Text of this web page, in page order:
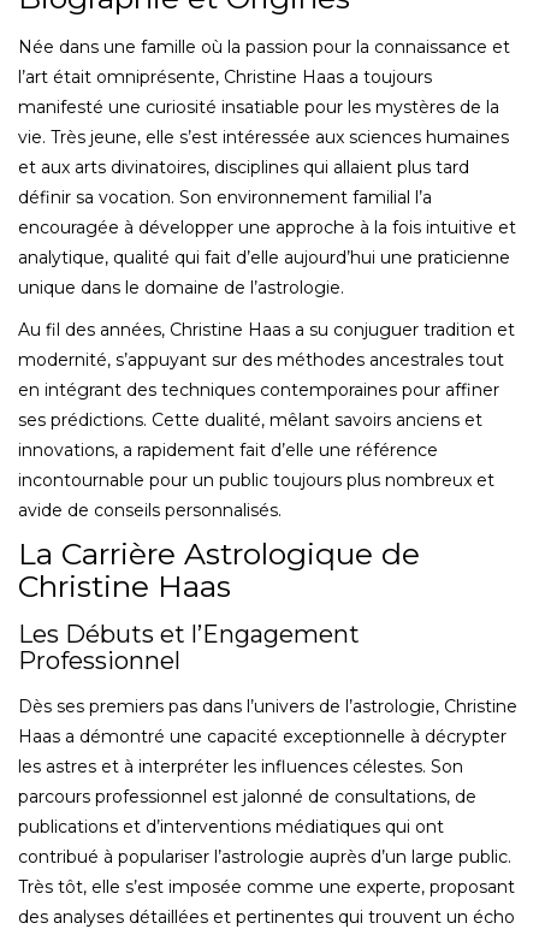
Née dans une famille où la passion pour la connaissance et
l’art était omniprésente, Christine Haas a toujours
manifesté une curiosité insatiable pour les mystères de la
vie. Très jeune, elle s’est intéressée aux sciences humaines
et aux arts divinatoires, disciplines qui allaient plus tard
définir sa vocation. Son environnement familial l’a
encouragée à développer une approche à la fois intuitive et
analytique, qualité qui fait d’elle aujourd’hui une praticienne
unique dans le domaine de l’astrologie.
Au fil des années, Christine Haas a su conjuguer tradition et
modernité, s’appuyant sur des méthodes ancestrales tout
en intégrant des techniques contemporaines pour affiner
ses prédictions. Cette dualité, mêlant savoirs anciens et
innovations, a rapidement fait d’elle une référence
incontournable pour un public toujours plus nombreux et
avide de conseils personnalisés.
La Carrière Astrologique de
Christine Haas
Les Débuts et l’Engagement
Professionnel
Dès ses premiers pas dans l’univers de l’astrologie, Christine
Haas a démontré une capacité exceptionnelle à décrypter
les astres et à interpréter les influences célestes. Son
parcours professionnel est jalonné de consultations, de
publications et d’interventions médiatiques qui ont
contribué à populariser l’astrologie auprès d’un large public.
Très tôt, elle s’est imposée comme une experte, proposant
des analyses détaillées et pertinentes qui trouvent un écho